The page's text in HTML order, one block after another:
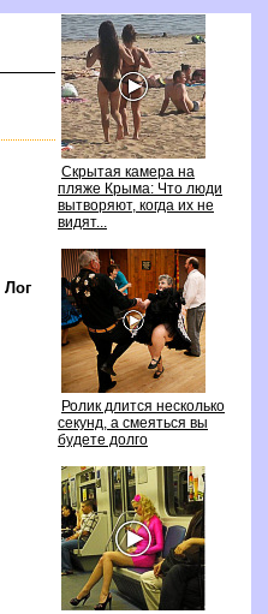
Скрытая камера на
пляже Крыма: Что люди
ытворяют, когда их не
идят...
Ролик длится несколько
секунд, а смеяться вы
удете долго
Ло